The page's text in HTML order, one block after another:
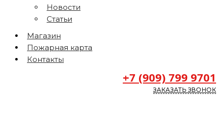
Новости
Статьи
Магазин
Пожарная карта
Контакты
+7 (909) 799 9701
ЗАКАЗАТЬ ЗВОНОК